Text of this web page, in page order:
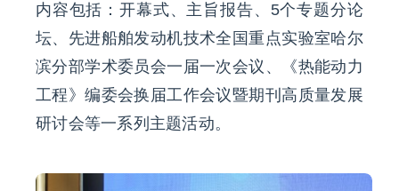
内容包括：开幕式、主旨报告、5个专题分论
坛、先进船舶发动机技术全国重点实验室哈尔
滨分部学术委员会一届一次会议、《热能动力
工程》编委会换届工作会议暨期刊高质量发展
研讨会等一系列主题活动。